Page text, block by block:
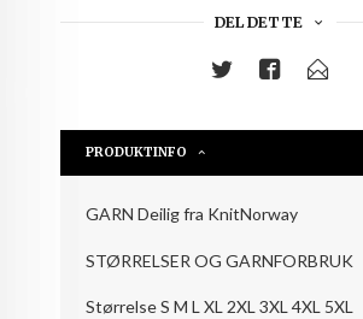
DEL DETTE
PRODUKTINFO
GARN Deilig fra KnitNorway
STØRRELSER OG GARNFORBRUK
Størrelse S M L XL 2XL 3XL 4XL 5XL